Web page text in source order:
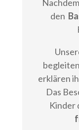
den
erklären
Das
Kinder